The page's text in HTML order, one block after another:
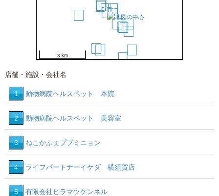
1
2
34 5
6
7
8
9
1011
1213
14
19
20
3 km
店舗・施設・会社名
1 動物病院ヘルスペット 本院
2 動物病院ヘルスペット 美容室
3 ねこかふぇププミニョン
4 ライフパートナーイケダ 横須賀店
5 有限会社ヒラマツケンネル